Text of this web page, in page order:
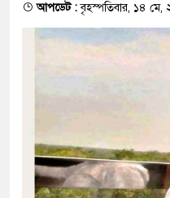
আপডেট :বৃহস্পতিবার, ১৪ মে,